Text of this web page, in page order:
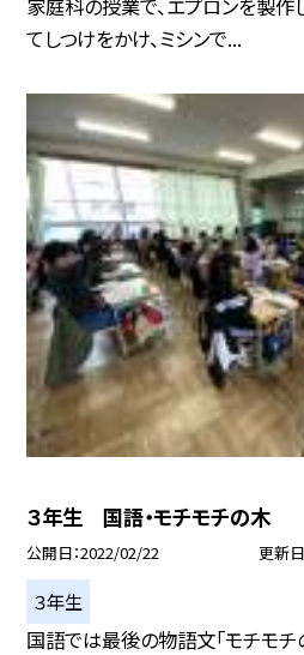
家庭科の授業で、エプロンを製作
てしつけをかけ、ミシンで...
３年生 国語・モチモチの木
公開日 2022/02/22 更新日
３年生
国語では最後の物語文「モチモチ